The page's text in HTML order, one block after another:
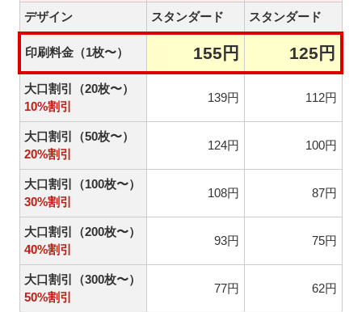
デザイン
スタンダード スタンダード
印刷料金（1枚〜） 155円 125円
大口割引（20枚〜）
10%割引
139円 112円
大口割引（50枚〜）
20%割引
124円 100円
大口割引（100枚〜）
30%割引
108円 87円
大口割引（200枚〜）
40%割引
93円 75円
大口割引（300枚〜）
50%割引
77円 62円